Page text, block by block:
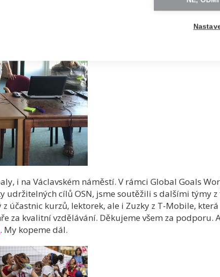
i na Václavském náměstí. V rámci Global Goals
udržitelných cílů OSN, jsme soutěžili s dalšími týmy z
účastnic kurzů, lektorek, ale i Zuzky z T-Mobile, která
za kvalitní vzdělávání. Děkujeme všem za podporu.
. My kopeme dál.